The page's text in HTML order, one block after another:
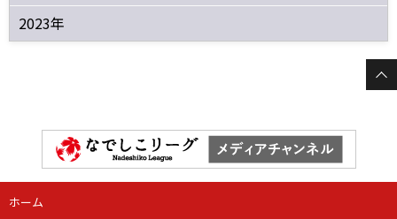
2023年
ホーム